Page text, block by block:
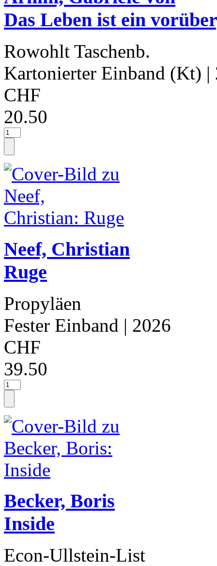
Das Leben ist ein
Rowohlt Taschenb.
Kartonierter Einband (Kt) |
CHF
20.50
Neef, Christian
Ruge
Propyläen
Fester Einband | 2026
CHF
39.50
Becker, Boris
Inside
Econ-Ullstein-List